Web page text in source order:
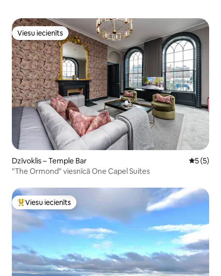
Viesu iecienīts
Viesu iecienīts
Dzīvoklis – Temple Bar Vidējais
5 (5)
"The Ormond" viesnīcā One Capel Suites
Populārs viesu iecienīts mājoklis
Viesu iecienīts